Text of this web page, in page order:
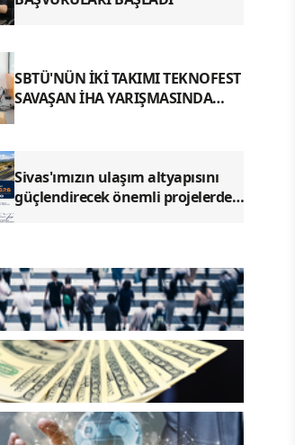
SBTÜ'NÜN İKİ TAKIMI TEKNOFEST
SAVAŞAN İHA YARIŞMASINDA
Sivas'ımızın ulaşım altyapısını
güçlendirecek önemli projelerden